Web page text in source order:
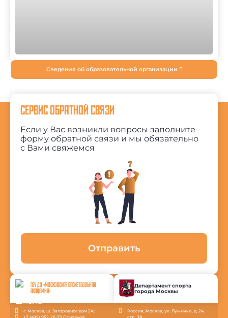
Сведения об образовательной организации
СЕРВИС ОБРАТНОЙ СВЯЗИ
Если у Вас возникли вопросы заполните
форму обратной связи и мы обязательно
с Вами свяжемся
Отправить
ГБУ ДО «МОСКОВСКАЯ БАСКЕТБОЛЬНАЯ
АКАДЕМИЯ»
г. Москва, ш. Загородное дом 2А;
+7 (495) 952-26-73 Основной
Департамент спорта
города Москвы
Россия, Москва, ул. Лужники, д. 24,
стр. 38